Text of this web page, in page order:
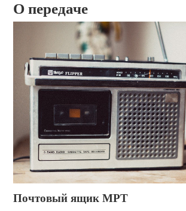
О передаче
Почтовый ящик МРТ